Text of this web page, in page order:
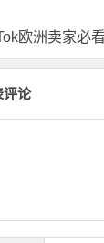
欧洲卖家必看，海
评论